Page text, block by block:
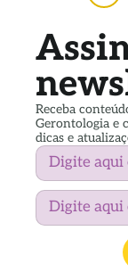
Receba
Gerontologia e
dicas e